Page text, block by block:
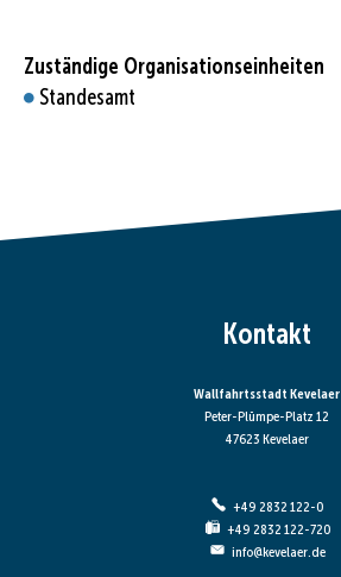
Zuständige Organisationseinheiten
Standesamt
Kontakt
Wallfahrtsstadt Kevelaer
Peter-Plümpe-Platz 12
47623 Kevelaer
+49 2832 122-0
+49 2832 122-720
info@kevelaer.de